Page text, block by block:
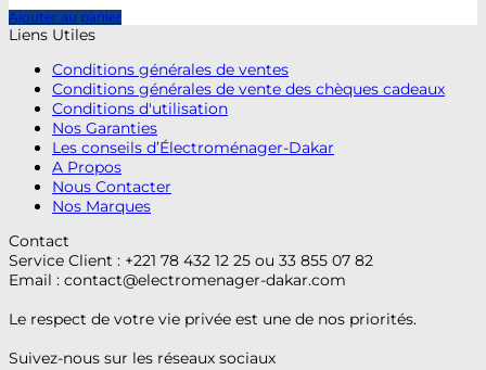
Ajouter au panier
Liens Utiles
Conditions générales de ventes
Conditions générales de vente des chèques cadeaux
Conditions d'utilisation
Nos Garanties
Les conseils d’Électroménager-Dakar
A Propos
Nous Contacter
Nos Marques
Contact
Service Client : +221 78 432 12 25 ou 33 855 07 82
Email : contact@electromenager-dakar.com
Le respect de votre vie privée est une de nos priorités.
Suivez-nous sur les réseaux sociaux